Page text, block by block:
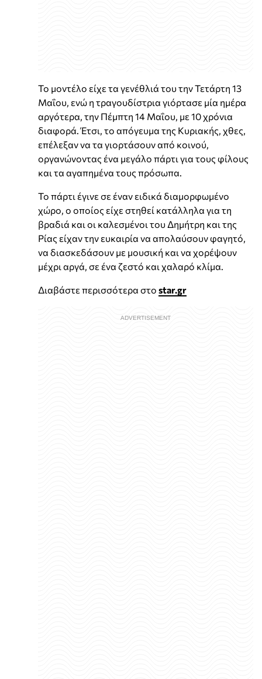
Το μοντέλο είχε τα γενέθλιά του την Τετάρτη 13
Μαΐου, ενώ η τραγουδίστρια γιόρτασε μία ημέρα
αργότερα, την Πέμπτη 14 Μαΐου, με 10 χρόνια
διαφορά. Έτσι, το απόγευμα της Κυριακής, χθες,
επέλεξαν να τα γιορτάσουν από κοινού,
οργανώνοντας ένα μεγάλο πάρτι για τους φίλους
και τα αγαπημένα τους πρόσωπα.
Το πάρτι έγινε σε έναν ειδικά διαμορφωμένο
χώρο, ο οποίος είχε στηθεί κατάλληλα για τη
βραδιά και οι καλεσμένοι του Δημήτρη και της
Ρίας είχαν την ευκαιρία να απολαύσουν φαγητό,
να διασκεδάσουν με μουσική και να χορέψουν
μέχρι αργά, σε ένα ζεστό και χαλαρό κλίμα.
Διαβάστε περισσότερα στο star.gr